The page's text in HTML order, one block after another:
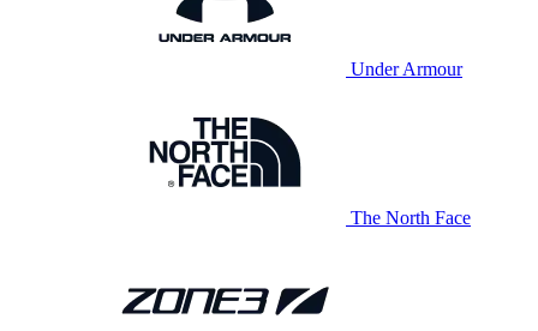
Under Armour
The North Face